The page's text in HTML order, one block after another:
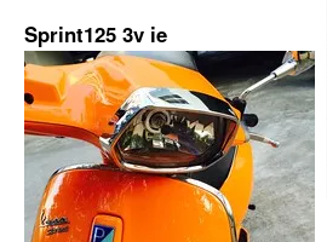
Sprint125 3v ie